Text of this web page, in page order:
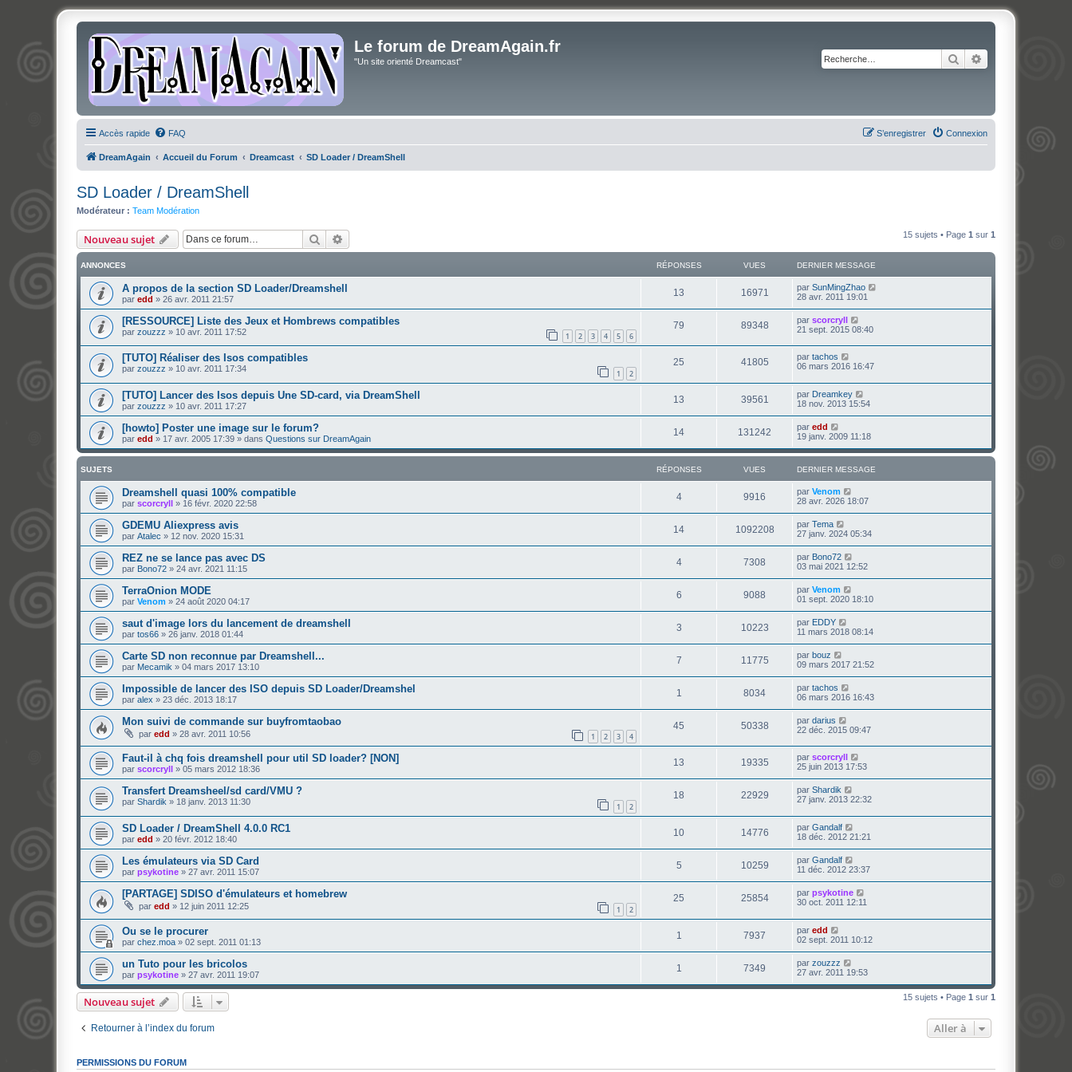
Le forum de DreamAgain.fr
"Un site orienté Dreamcast" Rechercher
Accès rapide FAQ Connexion
S’enregistrer
DreamAgain Accueil du Forum Dreamcast SD Loader / DreamShell
SD Loader / DreamShell
Modérateur : Team Modération
Nouveau sujet Rechercher 15 sujets • Page 1 sur 1
ANNONCES RÉPONSES VUES DERNIER MESSAGE
A propos de la section SD Loader/Dreamshell
par edd » 26 avr. 2011 21:57
13 16971 par SunMingZhao
28 avr. 2011 19:01
[RESSOURCE] Liste des Jeux et Hombrews compatibles
par zouzzz » 10 avr. 2011 17:52 1 2 3 4 5 6
79 89348 par scorcryll
21 sept. 2015 08:40
[TUTO] Réaliser des Isos compatibles
par zouzzz » 10 avr. 2011 17:34 1 2
25 41805 par tachos
06 mars 2016 16:47
[TUTO] Lancer des Isos depuis Une SD-card, via DreamShell
par zouzzz » 10 avr. 2011 17:27
13 39561 par Dreamkey
18 nov. 2013 15:54
[howto] Poster une image sur le forum?
par edd » 17 avr. 2005 17:39 » dans Questions sur DreamAgain
14 131242 par edd
19 janv. 2009 11:18
SUJETS RÉPONSES VUES DERNIER MESSAGE
Dreamshell quasi 100% compatible
par scorcryll » 16 févr. 2020 22:58
4 9916 par Venom
28 avr. 2026 18:07
GDEMU Aliexpress avis
par Atalec » 12 nov. 2020 15:31
14 1092208 par Tema
27 janv. 2024 05:34
REZ ne se lance pas avec DS
par Bono72 » 24 avr. 2021 11:15
4 7308 par Bono72
03 mai 2021 12:52
TerraOnion MODE
par Venom » 24 août 2020 04:17
6 9088 par Venom
01 sept. 2020 18:10
saut d'image lors du lancement de dreamshell
par tos66 » 26 janv. 2018 01:44
3 10223 par EDDY
11 mars 2018 08:14
Carte SD non reconnue par Dreamshell...
par Mecamik » 04 mars 2017 13:10
7 11775 par bouz
09 mars 2017 21:52
Impossible de lancer des ISO depuis SD Loader/Dreamshel
par alex » 23 déc. 2013 18:17
1 8034 par tachos
06 mars 2016 16:43
Mon suivi de commande sur buyfromtaobao
par edd » 28 avr. 2011 10:56 1 2 3 4
45 50338 par darius
22 déc. 2015 09:47
Faut-il à chq fois dreamshell pour util SD loader? [NON]
par scorcryll » 05 mars 2012 18:36
13 19335 par scorcryll
25 juin 2013 17:53
Transfert Dreamsheel/sd card/VMU ?
par Shardik » 18 janv. 2013 11:30 1 2
18 22929 par Shardik
27 janv. 2013 22:32
SD Loader / DreamShell 4.0.0 RC1
par edd » 20 févr. 2012 18:40
10 14776 par Gandalf
18 déc. 2012 21:21
Les émulateurs via SD Card
par psykotine » 27 avr. 2011 15:07
5 10259 par Gandalf
11 déc. 2012 23:37
[PARTAGE] SDISO d'émulateurs et homebrew
par edd » 12 juin 2011 12:25 1 2
25 25854 par psykotine
30 oct. 2011 12:11
Ou se le procurer
par chez.moa » 02 sept. 2011 01:13
1 7937 par edd
02 sept. 2011 10:12
un Tuto pour les bricolos
par psykotine » 27 avr. 2011 19:07
1 7349 par zouzzz
27 avr. 2011 19:53
Nouveau sujet 15 sujets • Page 1 sur 1
Retourner à l’index du forum Aller à
PERMISSIONS DU FORUM